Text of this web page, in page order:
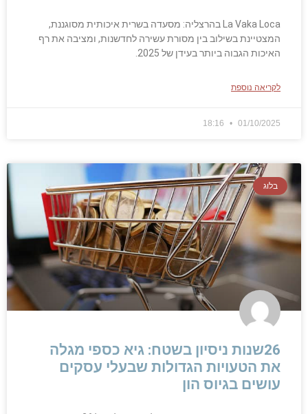
La Vaka Loca בהרצליה: מסעדה בשרית איכותית מסוגננת,
המצטיינת בשילוב בין מסורת עשירה לחדשנות, ומציבה את רף
האיכות הגבוה ביותר בעידן של 2025.
לקריאה נוספת
01/10/2025
בלוג
26שנות ניסיון בשטח: גיא כספי מגלה
את הטעויות הגדולות שבעלי עסקים
עושים בגיוס הון